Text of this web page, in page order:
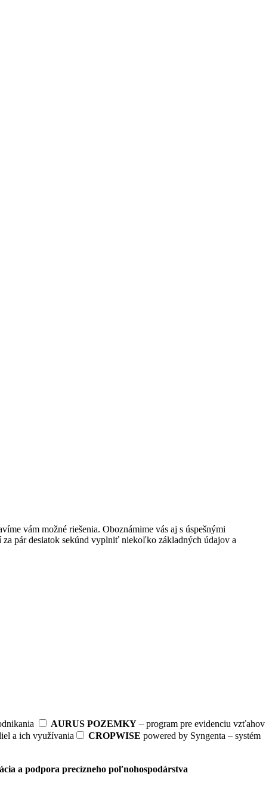
vám možné riešenia. Oboznámime vás aj s úspešnými
za pár desiatok sekúnd vyplniť niekoľko základných údajov a
AURUS POZEMKY – program pre evidenciu vzťahov
a ich využívania CROPWISE powered by Syngenta – systém
a podpora precízneho poľnohospodárstva